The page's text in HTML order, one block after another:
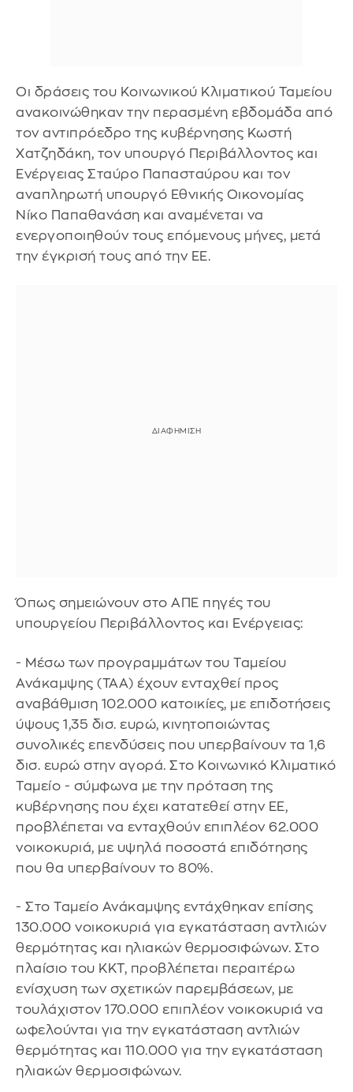
Οι δράσεις του Κοινωνικού Κλιματικού Ταμείου
ανακοινώθηκαν την περασμένη εβδομάδα από
τον αντιπρόεδρο της κυβέρνησης Κωστή
Χατζηδάκη, τον υπουργό Περιβάλλοντος και
Ενέργειας Σταύρο Παπασταύρου και τον
αναπληρωτή υπουργό Εθνικής Οικονομίας
Νίκο Παπαθανάση και αναμένεται να
ενεργοποιηθούν τους επόμενους μήνες, μετά
την έγκρισή τους από την ΕΕ.
Όπως σημειώνουν στο ΑΠΕ πηγές του
υπουργείου Περιβάλλοντος και Ενέργειας:
- Μέσω των προγραμμάτων του Ταμείου
Ανάκαμψης (ΤΑΑ) έχουν ενταχθεί προς
αναβάθμιση 102.000 κατοικίες, με επιδοτήσεις
ύψους 1,35 δισ. ευρώ, κινητοποιώντας
συνολικές επενδύσεις που υπερβαίνουν τα 1,6
δισ. ευρώ στην αγορά. Στο Κοινωνικό Κλιματικό
Ταμείο - σύμφωνα με την πρόταση της
κυβέρνησης που έχει κατατεθεί στην ΕΕ,
προβλέπεται να ενταχθούν επιπλέον 62.000
νοικοκυριά, με υψηλά ποσοστά επιδότησης
που θα υπερβαίνουν το 80%.
- Στο Ταμείο Ανάκαμψης εντάχθηκαν επίσης
130.000 νοικοκυριά για εγκατάσταση αντλιών
θερμότητας και ηλιακών θερμοσιφώνων. Στο
πλαίσιο του ΚΚΤ, προβλέπεται περαιτέρω
ενίσχυση των σχετικών παρεμβάσεων, με
τουλάχιστον 170.000 επιπλέον νοικοκυριά να
ωφελούνται για την εγκατάσταση αντλιών
θερμότητας και 110.000 για την εγκατάσταση
ηλιακών θερμοσιφώνων.